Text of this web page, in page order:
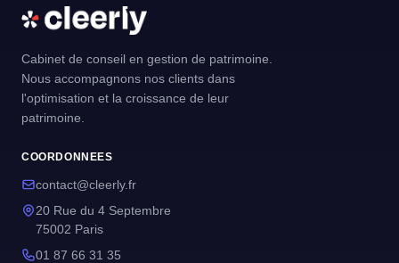
Cabinet de conseil en gestion de patrimoine.
Nous accompagnons nos clients dans
l'optimisation et la croissance de leur
patrimoine.
COORDONNEES
contact@cleerly.fr
20 Rue du 4 Septembre
75002 Paris
01 87 66 31 35